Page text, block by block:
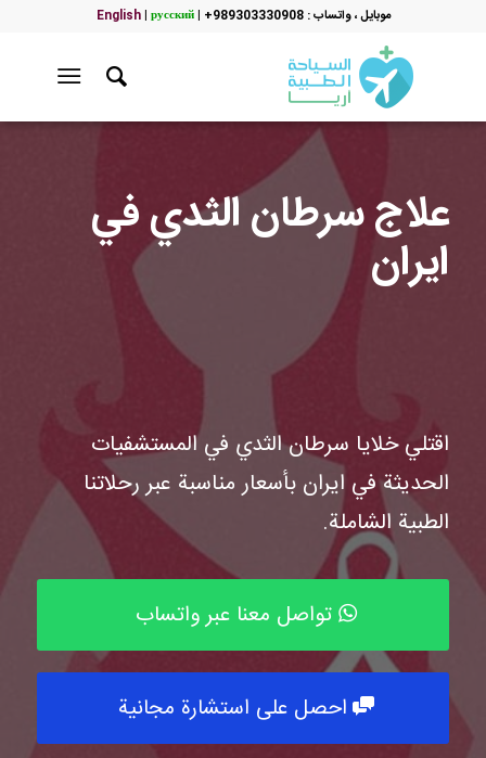
موبایل ، واتساب : 989303330908+ |
English| русский
علاج سرطان الثدي في
ايران
اقتلي خلايا سرطان الثدي في المستشفيات
الحديثة في ايران بأسعار مناسبة عبر رحلاتنا
الطبية الشاملة.
تواصل معنا عبر واتساب
احصل على استشارة مجانية